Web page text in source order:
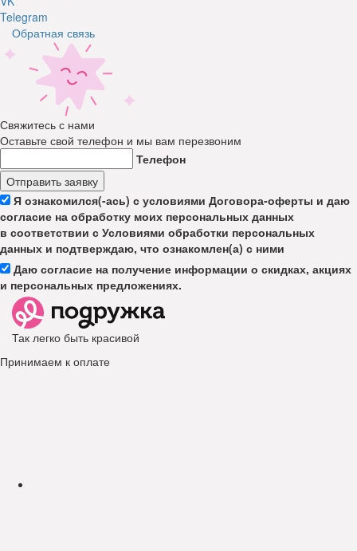
Telegram
Обратная связь
Свяжитесь с нами
Оставьте свой телефон и мы вам перезвоним
Телефон
Отправить заявку
Я ознакомился(-ась) с условиями Договора-оферты и даю
согласие на обработку моих персональных данных
в соответствии с Условиями обработки персональных
данных и подтверждаю, что ознакомлен(а) с ними
Даю согласие на получение информации о скидках, акциях
и персональных предложениях.
Так легко быть красивой
Принимаем к оплате